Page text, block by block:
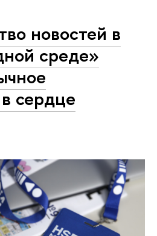
новостей в
среде»
сердце